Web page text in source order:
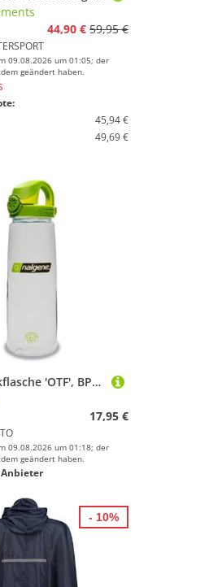
44,90 € 59,95 €
09.08.2026 um 01:05; der
geändert haben.
45,94 €
49,69 €
Nalgene Trinkflasche 'OTF', BPA frei, 0,65 Liter
17,95 €
09.08.2026 um 01:18; der
geändert haben.
- 10%